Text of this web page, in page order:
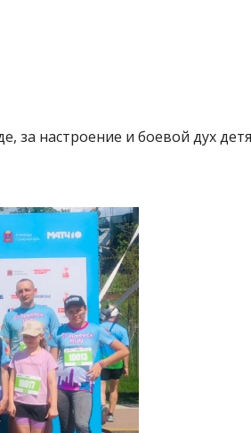
за настроение и боевой дух